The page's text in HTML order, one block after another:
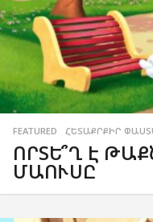
FEATURED ,ՀԵՏԱՔՐՔԻՐ
ՈՐՏԵ՞Ղ Է
ՄԱՈՒՍԸ